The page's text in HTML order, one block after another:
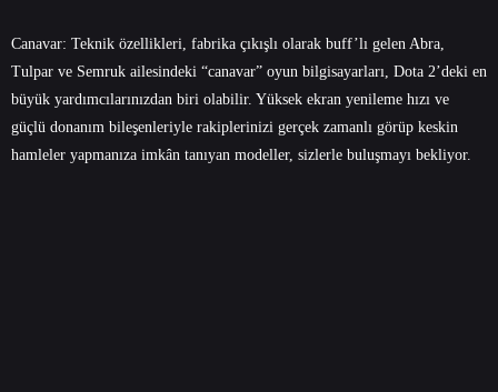
Canavar: Teknik özellikleri, fabrika çıkışlı olarak buff’lı gelen Abra,
Tulpar ve Semruk ailesindeki “canavar” oyun bilgisayarları, Dota 2’deki en
büyük yardımcılarınızdan biri olabilir. Yüksek ekran yenileme hızı ve
güçlü donanım bileşenleriyle rakiplerinizi gerçek zamanlı görüp keskin
hamleler yapmanıza imkân tanıyan modeller, sizlerle buluşmayı bekliyor.